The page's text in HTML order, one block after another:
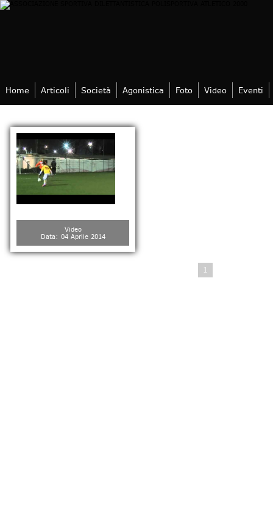
Home Articoli Società Agonistica Foto Video Eventi
Video
Data: 04 Aprile 2014
1